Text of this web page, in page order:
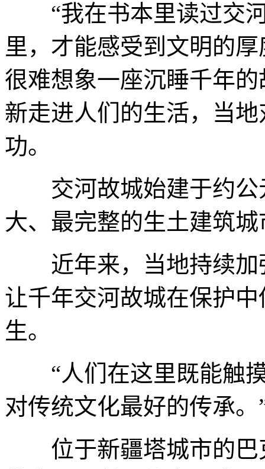
“我在书本里读过交河
里，才能感受到文明的
很难想象一座沉睡千年
新走进人们的生活，当
功。
交河故城始建于约公
大、最完整的生土建筑
近年来，当地持续加
让千年交河故城在保护
生。
“人们在这里既能触摸
对传统文化最好的传承
位于新疆塔城市的巴